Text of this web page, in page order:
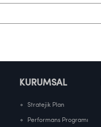
KURUMSAL
Stratejik Plan
Performans Programı